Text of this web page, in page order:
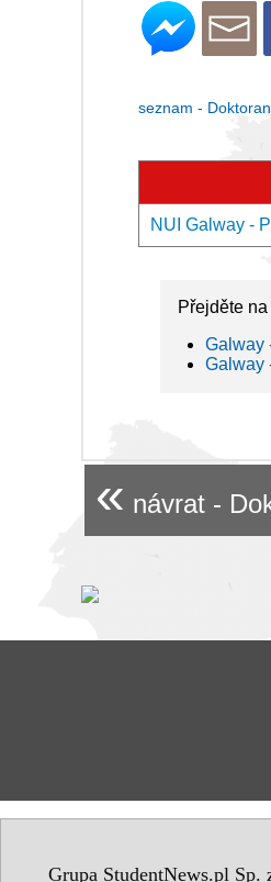
Grupa StudentNews.pl Sp.
seznam -
NUI Galway -
Přejděte na
Galway
Galway
« návrat -